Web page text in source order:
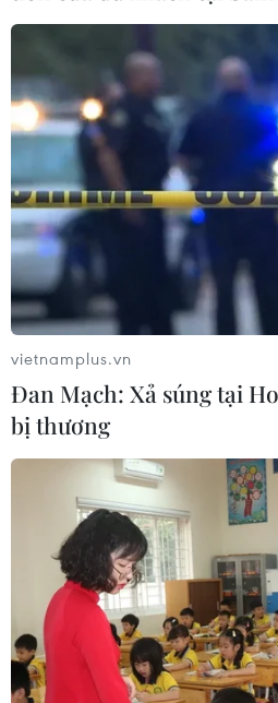
Iran bắt giữ một số
nhà khoa học hạt nhân
09/12/2020 04:18
Theo hãng thông tấn bán chính
Amir-Abdollahian tuyên bố các
khoa học Fakhrizadeh sẽ phải
pháp luật.
vietnamplus.vn
Đan Mạch: Xả súng tại
bị thương